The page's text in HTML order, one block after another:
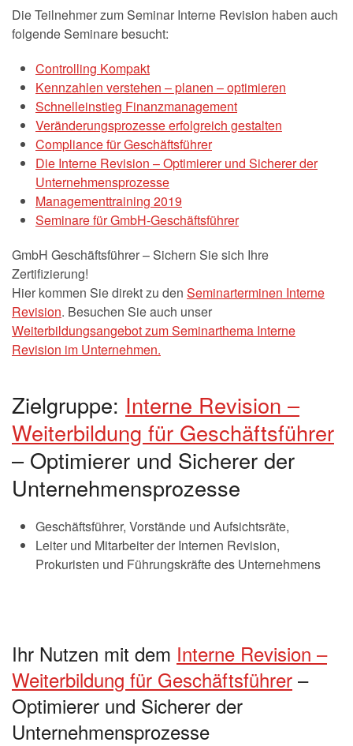
Die Teilnehmer zum Seminar Interne Revision haben auch
folgende Seminare besucht:
Controlling Kompakt
Kennzahlen verstehen – planen – optimieren
Schnelleinstieg Finanzmanagement
Veränderungsprozesse erfolgreich gestalten
Compliance für Geschäftsführer
Die Interne Revision – Optimierer und Sicherer der
Unternehmensprozesse
Managementtraining 2019
Seminare für GmbH-Geschäftsführer
GmbH Geschäftsführer – Sichern Sie sich Ihre
Zertifizierung!
Hier kommen Sie direkt zu den Seminarterminen Interne
Revision. Besuchen Sie auch unser
Weiterbildungsangebot zum Seminarthema Interne
Revision im Unternehmen.
Zielgruppe: Interne Revision –
Weiterbildung für Geschäftsführer
– Optimierer und Sicherer der
Unternehmensprozesse
Geschäftsführer, Vorstände und Aufsichtsräte,
Leiter und Mitarbeiter der Internen Revision,
Prokuristen und Führungskräfte des Unternehmens
Ihr Nutzen mit dem Interne Revision –
Weiterbildung für Geschäftsführer –
Optimierer und Sicherer der
Unternehmensprozesse